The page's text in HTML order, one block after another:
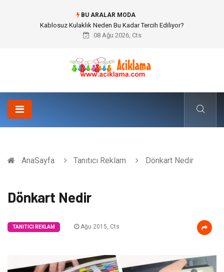
BU ARALAR MODA
Boşanma Avukatı ile Duygusal Kırılmalar ve Hukuki Dengeler
08 Ağu 2026, Cts
AnaSayfa Tanıtıcı Reklam Dönkart Nedir
Dönkart Nedir
TANITICI REKLAM Ağu 2015, Cts